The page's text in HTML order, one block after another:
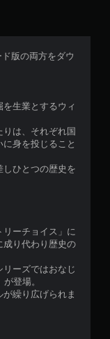
版の両方をダウ
生業とするウィ
は、それぞれ国
身を投じること
ひとつの歴史を
リーチョイス」に
成り代わり歴史の
ーズではおなじ
登場。
繰り広げられま